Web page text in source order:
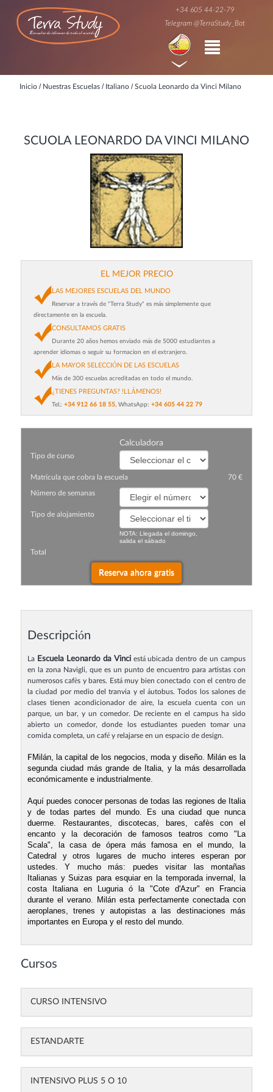
+34 605 44-22-79
Telegram @TerraStudy_Bot
Inicio / Nuestras Escuelas / Italiano / Scuola Leonardo da Vinci Milano
SCUOLA LEONARDO DA VINCI MILANO
EL MEJOR PRECIO
LAS MEJORES ESCUELAS DEL MUNDO
Reservar a través de "Terra Study" es más simplemente que
directamente en la escuela.
CONSULTAMOS GRATIS
Durante 20 años hemos enviado más de 5000 estudiantes a
aprender idiomas o seguir su formacion en el extranjero.
LA MAYOR SELECCIÓN DE LAS ESCUELAS
Más de 300 escuelas acreditadas en todo el mundo.
¿TIENES PREGUNTAS? !LLÁMENOS!
Tel.: +34 912 66 18 55, WhatsApp: +34 605 44 22 79
Сalculadora
Tipo de curso
Matrícula que cobra la escuela 70 €
Número de semanas
Tipo de alojamiento
NOTA: Llegada el domingo,
salida el sábado
Total
Descripción
La Escuela Leonardo da Vinciestá ubicada dentro de un campus
en la zona Navigli, que es un punto de encuentro para artistas con
numerosos cafès y bares. Está muy bien conectado con el centro de
la ciudad por medio del tranvia y el áutobus. Todos los salones de
clases tienen acondicionador de aire, la escuela cuenta con un
parque, un bar, y un comedor. De reciente en el campus ha sido
abierto un comedor, donde los estudiantes pueden tomar una
comida completa, un café y relajarse en un espacio de design.
F Milán, la capital de los negocios, moda y diseño. Milán es la
segunda ciudad más grande de Italia, y la más desarrollada
económicamente e industrialmente.
Aquí puedes conocer personas de todas las regiones de Italia
y de todas partes del mundo. Es una ciudad que nunca
duerme. Restaurantes, discotecas, bares, cafès con el
encanto y la decoración de famosos teatros como "La
Scala", la casa de ópera más famosa en el mundo, la
Catedral y otros lugares de mucho interes esperan por
ustedes. Y mucho más: puedes visitar las montañas
Italianas y Suizas para esquiar en la temporada invernal, la
costa Italiana en Luguria ó la "Cote d'Azur" en Francia
durante el verano. Milán esta perfectamente conectada con
aeroplanes, trenes y autopistas a las destinaciones más
importantes en Europa y el resto del mundo.
Cursos
CURSO INTENSIVO
ESTANDARTE
INTENSIVO PLUS 5 O 10